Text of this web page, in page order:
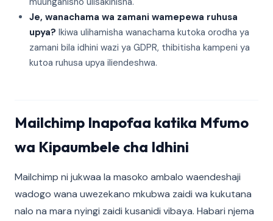
Je, wanachama wa zamani wamepewa ruhusa
upya? Ikiwa ulihamisha wanachama kutoka orodha ya
zamani bila idhini wazi ya GDPR, thibitisha kampeni ya
kutoa ruhusa upya iliendeshwa.
Mailchimp Inapofaa katika Mfumo
wa Kipaumbele cha Idhini
Mailchimp ni jukwaa la masoko ambalo waendeshaji
wadogo wana uwezekano mkubwa zaidi wa kukutana
nalo na mara nyingi zaidi kusanidi vibaya. Habari njema